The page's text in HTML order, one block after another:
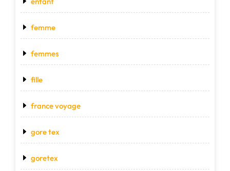
femme
femmes
fille
france voyage
gore tex
goretex